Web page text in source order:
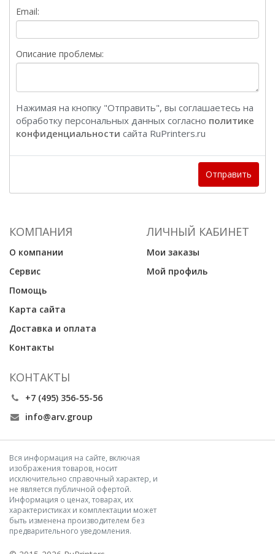
Email:
Описание проблемы:
Нажимая на кнопку "Отправить", вы соглашаетесь на
обработку персональных данных согласно политике
конфиденциальности сайта RuPrinters.ru
Отправить
КОМПАНИЯ
О компании
Сервис
Помощь
Карта сайта
Доставка и оплата
Контакты
ЛИЧНЫЙ КАБИНЕТ
Мои заказы
Мой профиль
КОНТАКТЫ
+7 (495) 356-55-56
info@arv.group
Вся информация на сайте, включая
изображения товаров, носит
исключительно справочный характер, и
не является публичной офертой.
Информация о ценах, товарах, их
характеристиках и комплектации может
быть изменена производителем без
предварительного уведомления.